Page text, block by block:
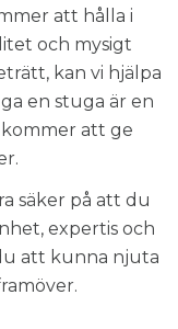
att hålla i
och mysigt
kan vi hjälpa
en stuga är en
att ge
säker på att du
expertis och
att kunna njuta